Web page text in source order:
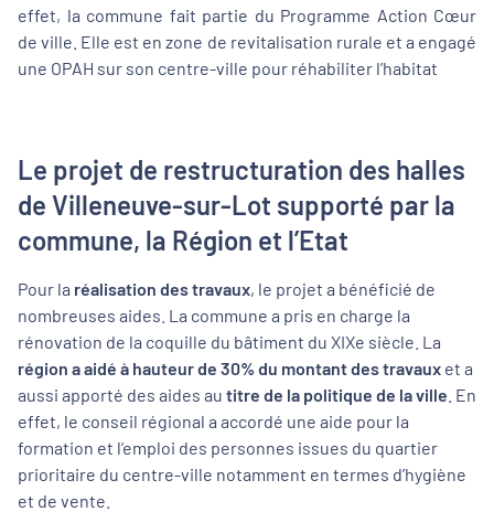
effet, la commune fait partie du Programme Action Cœur
de ville. Elle est en zone de revitalisation rurale et a engagé
une OPAH sur son centre-ville pour réhabiliter l’habitat
Le projet de restructuration des halles
de Villeneuve-sur-Lot supporté par la
commune, la Région et l’Etat
Pour la réalisation des travaux, le projet a bénéficié de
nombreuses aides. La commune a pris en charge la
rénovation de la coquille du bâtiment du XIXe siècle. La
région a aidé à hauteur de 30% du montant des travaux et a
aussi apporté des aides au titre de la politique de la ville . En
effet, le conseil régional a accordé une aide pour la
formation et l’emploi des personnes issues du quartier
prioritaire du centre-ville notamment en termes d’hygiène
et de vente.